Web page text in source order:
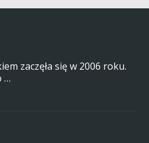
zaczęła się w 2006 roku.
…